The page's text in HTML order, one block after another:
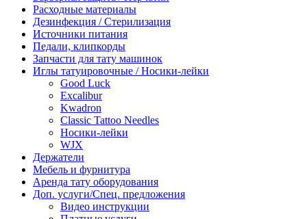
Расходные материалы
Дезинфекция / Стерилизация
Источники питания
Педали, клипкорды
Запчасти для тату машинок
Иглы татуировочные / Носики-лейки
Good Luck
Excalibur
Kwadron
Classic Tattoo Needles
Носики-лейки
WJX
Держатели
Мебель и фурнитура
Аренда тату оборудования
Доп. услуги/Спец. предложения
Видео инструкции